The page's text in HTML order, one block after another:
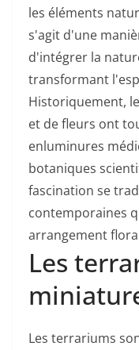
les éléments
s'agit d'une
d'intégrer la
transformant
Historiquement,
et de fleurs ont
enluminures
botaniques
fascination se
contemporaines
arrangement
Les
Les terrariums